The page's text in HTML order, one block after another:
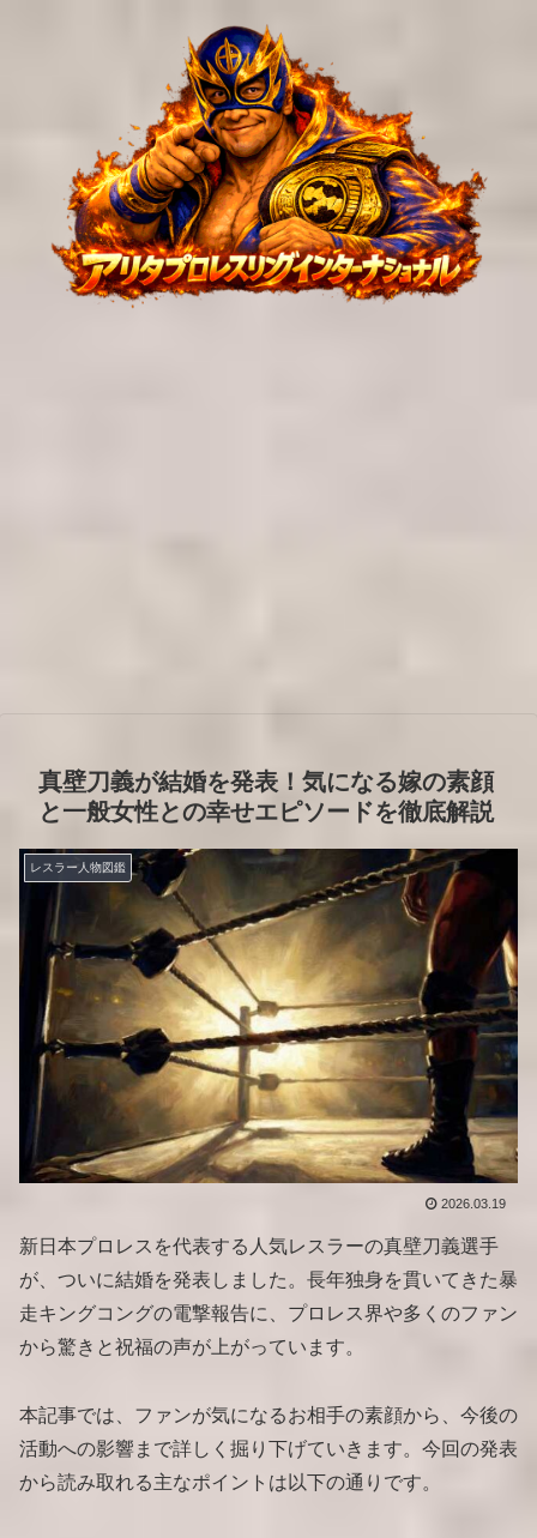
真壁刀義が結婚を発表！気になる嫁の素顔
と一般女性との幸せエピソードを徹底解説
レスラー人物図鑑
2026.03.19
新日本プロレスを代表する人気レスラーの真壁刀義選手
が、ついに結婚を発表しました。長年独身を貫いてきた暴
走キングコングの電撃報告に、プロレス界や多くのファン
から驚きと祝福の声が上がっています。
本記事では、ファンが気になるお相手の素顔から、今後の
活動への影響まで詳しく掘り下げていきます。今回の発表
から読み取れる主なポイントは以下の通りです。